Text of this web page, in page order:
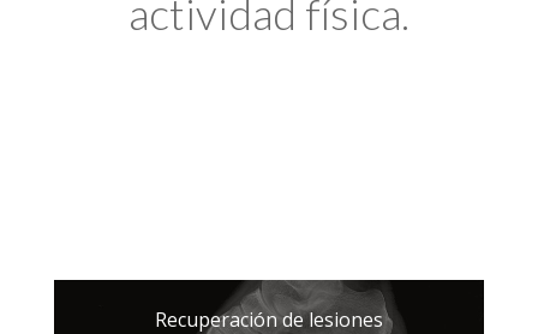
actividad física.
Recuperación de lesiones